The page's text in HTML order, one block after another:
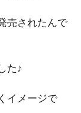
売されたんで
た♪
イメージで